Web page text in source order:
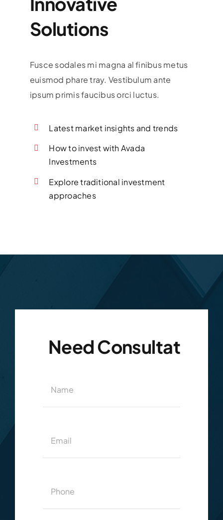
Solutions
Fusce sodales mi magna al finibus metus
euismod phare tray. Vestibulum ante
ipsum primis faucibus orci luctus.
Latest market insights and trends
How to invest with Avada
Investments
Explore traditional investment
approaches